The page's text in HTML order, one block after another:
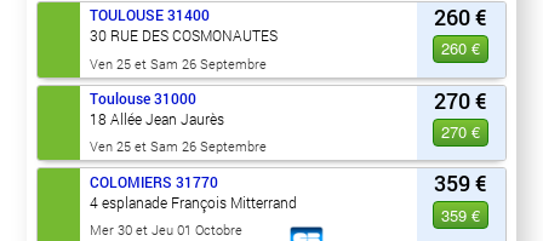
260 €
260 €
TOULOUSE 31400
30 RUE DES COSMONAUTES
Ven 25 et Sam 26 Septembre
270 €
270 €
Toulouse 31000
18 Allée Jean Jaurès
Ven 25 et Sam 26 Septembre
359 €
359 €
COLOMIERS 31770
4 esplanade François Mitterrand
Mer 30 et Jeu 01 Octobre